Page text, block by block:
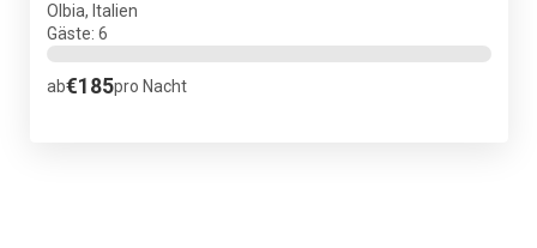
Olbia, Italien
Gäste: 6
ab€185pro Nacht